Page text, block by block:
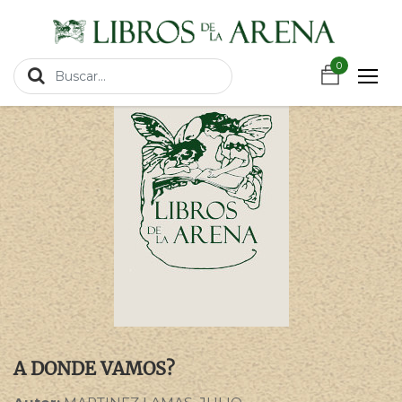
0
Productos A DONDE VAMOS?
A DONDE VAMOS?